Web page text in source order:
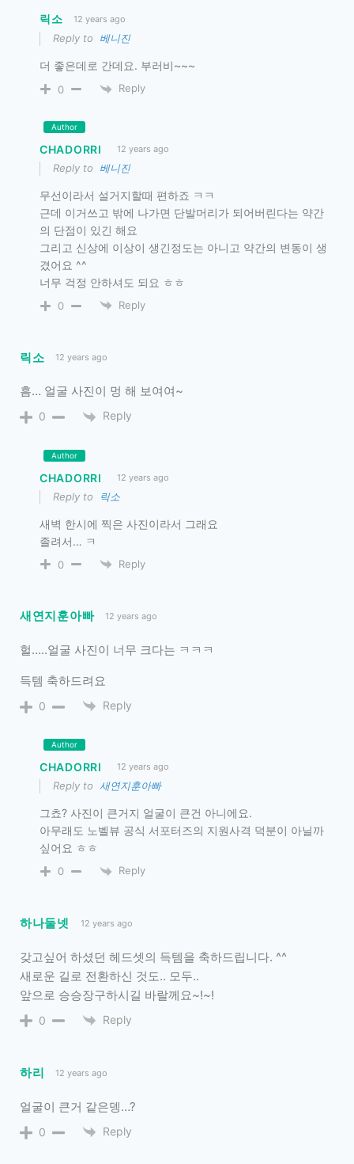
릭소 12 years ago
Reply to 베니진
더 좋은데로 간데요. 부러비~~~
0 Reply
Author
CHADORRI 12 years ago
Reply to 베니진
무선이라서 설거지할때 편하죠 ㅋㅋ
근데 이거쓰고 밖에 나가면 단발머리가 되어버린다는 약간
의 단점이 있긴 해요
그리고 신상에 이상이 생긴정도는 아니고 약간의 변동이 생
겼어요 ^^
너무 걱정 안하셔도 되요 ㅎㅎ
0 Reply
릭소 12 years ago
흠… 얼굴 사진이 멍 해 보여여~
0 Reply
Author
CHADORRI 12 years ago
Reply to 릭소
새벽 한시에 찍은 사진이라서 그래요
졸려서… ㅋ
0 Reply
새연지훈아빠 12 years ago
헐…..얼굴 사진이 너무 크다는 ㅋㅋㅋ
득템 축하드려요
0 Reply
Author
CHADORRI 12 years ago
Reply to 새연지훈아빠
그쵸? 사진이 큰거지 얼굴이 큰건 아니에요.
아무래도 노벨뷰 공식 서포터즈의 지원사격 덕분이 아닐까
싶어요 ㅎㅎ
0 Reply
하나둘넷 12 years ago
갖고싶어 하셨던 헤드셋의 득템을 축하드립니다. ^^
새로운 길로 전환하신 것도.. 모두..
앞으로 승승장구하시길 바랄께요~!~!
0 Reply
하리 12 years ago
얼굴이 큰거 같은뎅…?
0 Reply